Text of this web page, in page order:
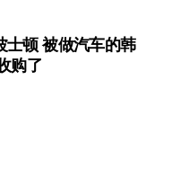
士顿 被做汽车的韩
购了